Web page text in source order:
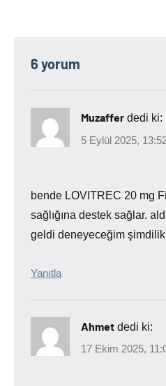
6 yorum
Muzaffer dedi ki:
5 Eylül 2025,
bende LOVITREC 20 mg
sağlığına destek sağlar.
geldi deneyeceğim
Yanıtla
Ahmet dedi ki:
17 Ekim 2025,